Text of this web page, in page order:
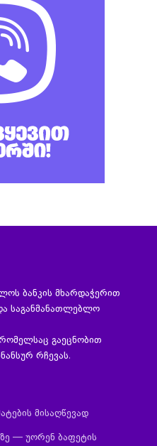
ბანკის მხარდაჭერით
საგანმანათლებლო
გაეცნობით
რჩევას.
მისაღწევად
— უორენ ბაფეტის